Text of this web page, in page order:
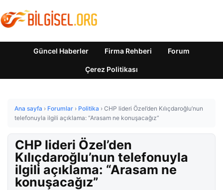
Güncel Haberler Firma Rehberi Forum
Çerez Politikası
Ana sayfa › Forumlar › Politika › CHP lideri Özel’den Kılıçdaroğlu’nun
telefonuyla ilgili açıklama: “Arasam ne konuşacağız”
CHP lideri Özel’den
Kılıçdaroğlu’nun telefonuyla
ilgili açıklama: “Arasam ne
konuşacağız”